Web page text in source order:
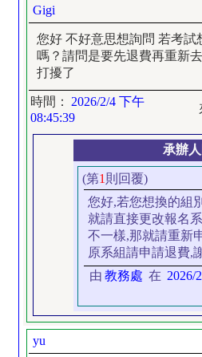
Gigi
您好 不好意思想詢問 若考試
嗎？請問是要先退費再重新
打擾了
時間：
2026/2/4 下午
08:45:39
承辦
(第1 則回覆)
您好,若您想換的組
就請直接更改報名
不一樣,那就請重新
原系組請申請退費,
由 教務處 在 2026/
yu